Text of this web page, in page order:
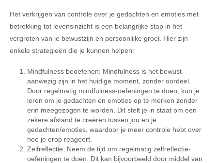
Het verkrijgen van controle over je gedachten en emoties met
betrekking tot levensinzicht is een belangrijke stap in het
vergroten van je bewustzijn en persoonlijke groei. Hier zijn
enkele strategieën die je kunnen helpen:
Mindfulness beoefenen: Mindfulness is het bewust
aanwezig zijn in het huidige moment, zonder oordeel.
Door regelmatig mindfulness-oefeningen te doen, kun je
leren om je gedachten en emoties op te merken zonder
erin meegezogen te worden. Dit stelt je in staat om een
zekere afstand te creëren tussen jou en je
gedachten/emoties, waardoor je meer controle hebt over
hoe je erop reageert.
Zelfreflectie: Neem de tijd om regelmatig zelfreflectie-
oefeningen te doen. Dit kan bijvoorbeeld door middel van